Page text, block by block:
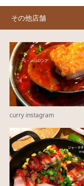
その他店舗
curry instagram